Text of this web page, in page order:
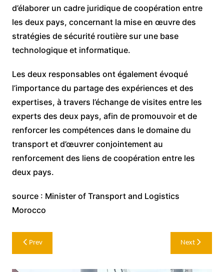
d’élaborer un cadre juridique de coopération entre
les deux pays, concernant la mise en œuvre des
stratégies de sécurité routière sur une base
technologique et informatique.
Les deux responsables ont également évoqué
l’importance du partage des expériences et des
expertises, à travers l’échange de visites entre les
experts des deux pays, afin de promouvoir et de
renforcer les compétences dans le domaine du
transport et d’œuvrer conjointement au
renforcement des liens de coopération entre les
deux pays.
source : Minister of Transport and Logistics
Morocco
Post
navigation
Prev Next